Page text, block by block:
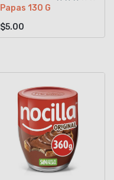
Papas 130 G
$5.00